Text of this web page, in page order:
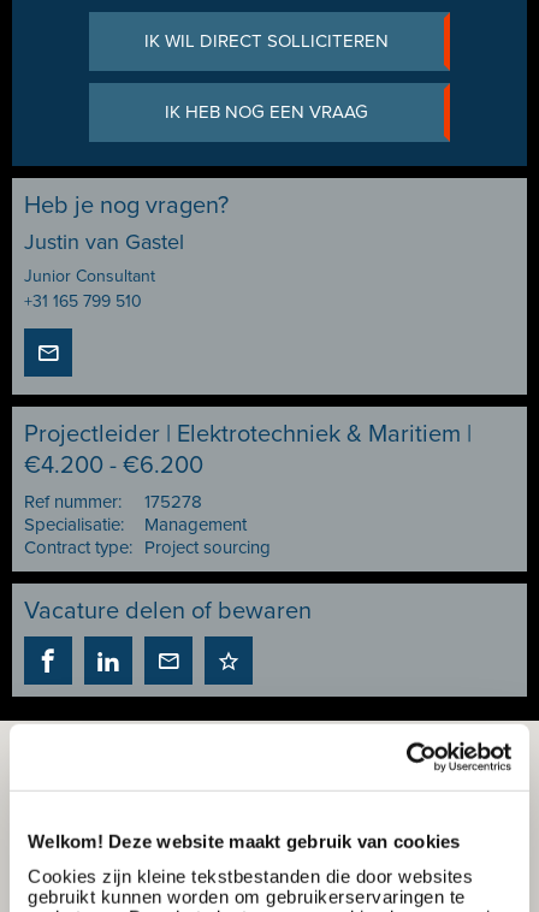
Welkom! Deze website maakt gebruik van cookies
Cookies zijn kleine tekstbestanden die door websites
gebruikt kunnen worden om gebruikerservaringen te
IK WIL DIRECT SOLLICITEREN
IK HEB NOG EEN VRAAG
Heb je nog vragen?
Justin van Gastel
Junior Consultant
+31 165 799 510
Projectleider | Elektrotechniek & Maritiem |
€4.200 - €6.200
Ref nummer:
175278
Specialisatie:
Management
Contract type:
Project sourcing
Vacature delen of bewaren